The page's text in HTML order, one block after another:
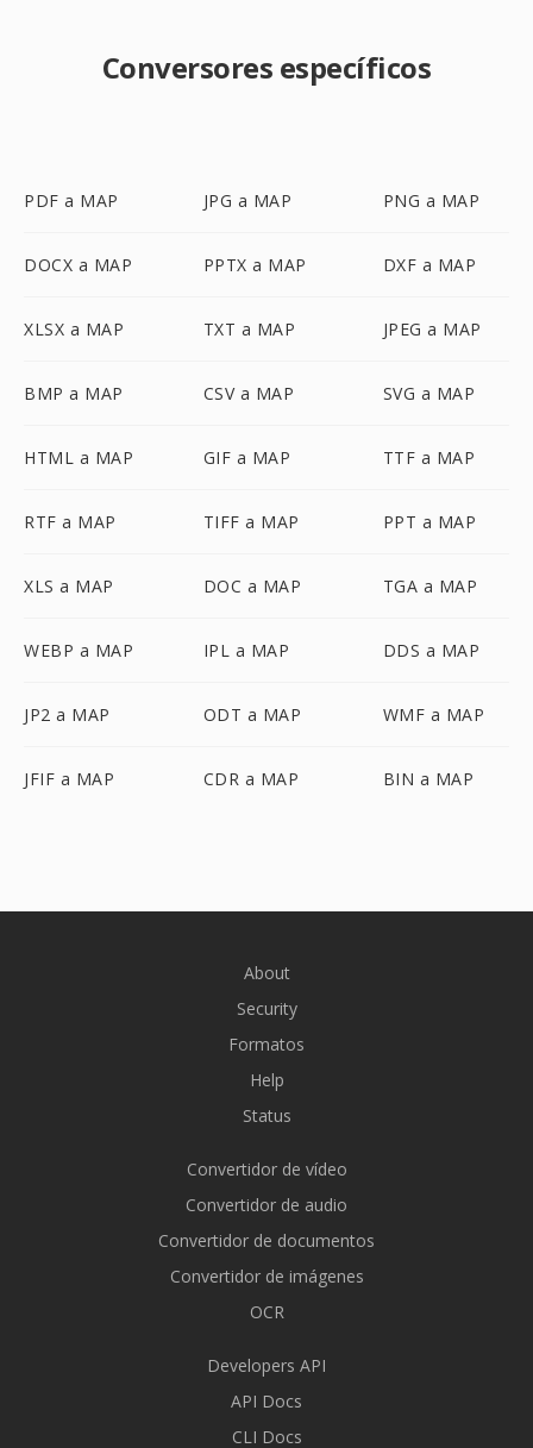
Conversores específicos
PDF a MAP JPG a MAP PNG a MAP
DOCX a MAP PPTX a MAP DXF a MAP
XLSX a MAP TXT a MAP JPEG a MAP
BMP a MAP CSV a MAP SVG a MAP
HTML a MAP GIF a MAP TTF a MAP
RTF a MAP TIFF a MAP PPT a MAP
XLS a MAP DOC a MAP TGA a MAP
WEBP a MAP IPL a MAP DDS a MAP
JP2 a MAP ODT a MAP WMF a MAP
JFIF a MAP CDR a MAP BIN a MAP
About
Security
Formatos
Help
Status
Convertidor de vídeo
Convertidor de audio
Convertidor de documentos
Convertidor de imágenes
OCR
Developers API
API Docs
CLI Docs